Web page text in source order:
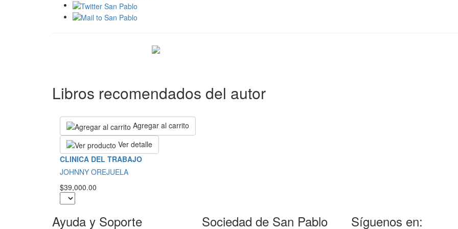
Libros recomendados del autor
Agregar al carrito
Ver detalle
CLINICA DEL TRABAJO
JOHNNY OREJUELA
$39,000.00
Ayuda y Soporte Sociedad de San Pablo Síguenos en: